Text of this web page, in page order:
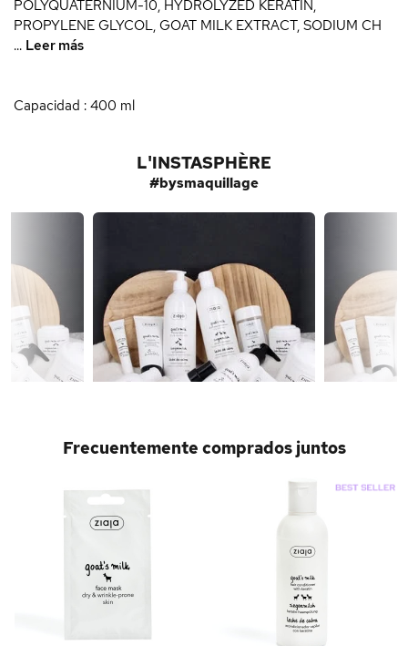
POLYQUATERNIUM-10, HYDROLYZED KERATIN,
PROPYLENE GLYCOL, GOAT MILK EXTRACT, SODIUM CH
... Leer más
Capacidad : 400 ml
L'INSTASPHÈRE
#bysmaquillage
Frecuentemente comprados juntos